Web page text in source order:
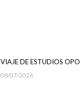
VIAJE DE ESTUDIOS
08/07/2026